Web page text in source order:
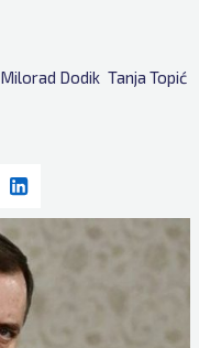
Milorad Dodik Tanja Topić